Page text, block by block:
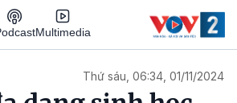
Multimedia
Thứ sáu, 06:34, 01/11/2024